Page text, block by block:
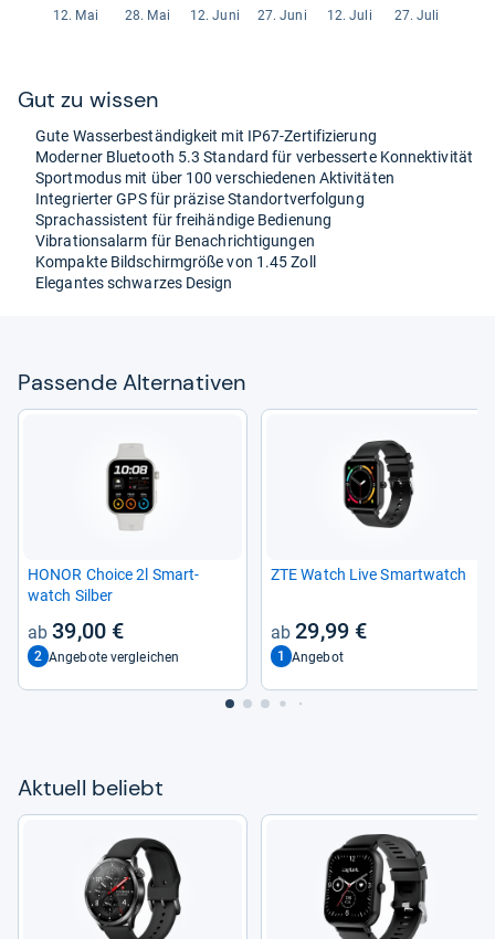
Gut zu wis­sen
Gute Was­ser­be­stän­dig­keit mit IP67-​Zer­ti­fi­zie­rung
Moder­ner Blue­tooth 5.3 Stan­dard für ver­bes­serte Kon­nek­ti­vi­tät
Sport­mo­dus mit über 100 ver­schie­de­nen Akti­vi­tä­ten
Inte­grier­ter GPS für prä­zise Stand­ort­ver­fol­gung
Sprachas­sis­tent für frei­hän­dige Bedie­nung
Vibra­ti­ons­alarm für Benach­rich­ti­gun­gen
Kom­pakte Bild­schirm­größe von 1.45 Zoll
Ele­gan­tes schwar­zes Design
Pas­sende Alter­na­ti­ven
HONOR Choice 2l Smart­
watch Sil­ber
39,00 €
2 Angebote vergleichen
ZTE Watch Live Smart­watch
29,99 €
1 Angebot
Aktu­ell beliebt